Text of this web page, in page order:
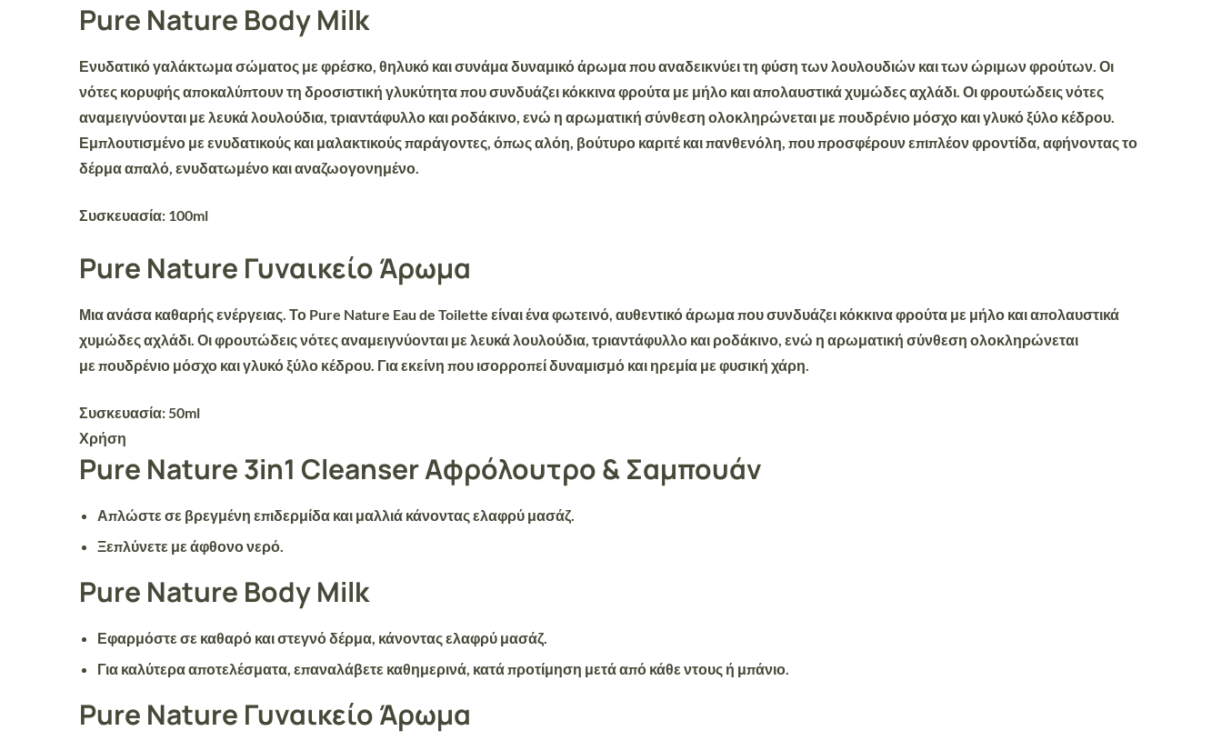
Pure Nature Body Milk
Ενυδατικό γαλάκτωμα σώματος με φρέσκο, θηλυκό και συνάμα δυναμικό άρωμα που αναδεικνύει τη φύση των λουλουδιών και των ώριμων φρούτων. Οι
νότες κορυφής αποκαλύπτουν τη δροσιστική γλυκύτητα που συνδυάζει κόκκινα φρούτα με μήλο και απολαυστικά χυμώδες αχλάδι. Οι φρουτώδεις νότες
αναμειγνύονται με λευκά λουλούδια, τριαντάφυλλο και ροδάκινο, ενώ η αρωματική σύνθεση ολοκληρώνεται με πουδρένιο μόσχο και γλυκό ξύλο κέδρου.
Εμπλουτισμένο μεενυδατικούς και μαλακτικούς παράγοντες, όπως αλόη, βούτυρο καριτέ και πανθενόλη, που προσφέρουν επιπλέον φροντίδα, αφήνοντας το
δέρμα απαλό, ενυδατωμένο και αναζωογονημένο.
Συσκευασία: 100ml
Pure Nature Γυναικείο Άρωμα
Μια ανάσα καθαρής ενέργειας. Το Pure Nature Eau de Toilette είναι ένα φωτεινό, αυθεντικό άρωμα που συνδυάζει κόκκινα φρούτα με μήλο και απολαυστικά
χυμώδες αχλάδι. Οι φρουτώδεις νότες αναμειγνύονται με λευκά λουλούδια, τριαντάφυλλο και ροδάκινο, ενώ η αρωματική σύνθεση ολοκληρώνεται
μεπουδρένιο μόσχο και γλυκό ξύλο κέδρου. Για εκείνη που ισορροπεί δυναμισμό και ηρεμία με φυσική χάρη.
Συσκευασία:50ml
Χρήση
Pure Nature 3in1 Cleanser Αφρόλουτρο & Σαμπουάν
Απλώστε σε βρεγμένη επιδερμίδα και μαλλιά κάνοντας ελαφρύ μασάζ.
Ξεπλύνετε με άφθονο νερό.
Pure Nature Body Milk
Εφαρμόστε σε καθαρό και στεγνό δέρμα, κάνοντας ελαφρύ μασάζ.
Για καλύτερα αποτελέσματα, επαναλάβετε καθημερινά, κατά προτίμηση μετά από κάθε ντους ή μπάνιο.
Pure Nature Γυναικείο Άρωμα